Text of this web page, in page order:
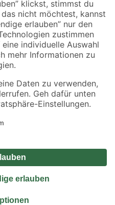
Die dargestellten Angebote sind unter
angegebenen Verfügbarkeiten beziehen
für Artikel mit Speditionsversand, hier
Vertrag widerrufen